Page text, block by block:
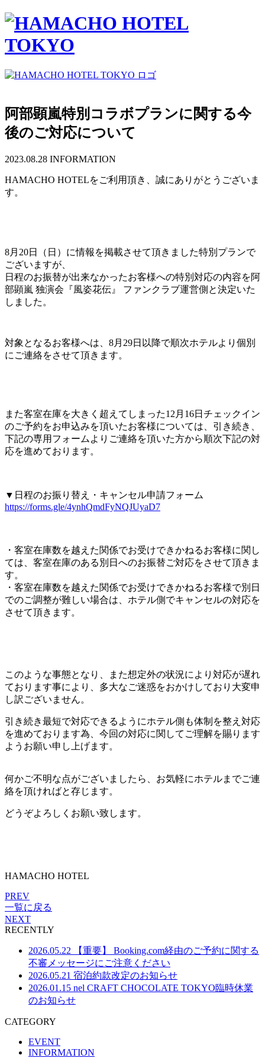
阿部顕嵐特別コラボプランに関する今
後のご対応について
2023.08.28 INFORMATION
HAMACHO HOTELをご利用頂き、誠にありがとうございま
す。
8月20日（日）に情報を掲載させて頂きました特別プランで
ございますが、
日程のお振替が出来なかったお客様への特別対応の内容を阿
部顕嵐 独演会『風姿花伝』 ファンクラブ運営側と決定いた
しました。
対象となるお客様へは、8月29日以降で順次ホテルより個別
にご連絡をさせて頂きます。
また客室在庫を大きく超えてしまった12月16日チェックイン
のご予約をお申込みを頂いたお客様については、引き続き、
下記の専用フォームよりご連絡を頂いた方から順次下記の対
応を進めております。
▼日程のお振り替え・キャンセル申請フォーム
https://forms.gle/4ynhQmdFyNQJUyaD7
・客室在庫数を越えた関係でお受けできかねるお客様に関し
ては、客室在庫のある別日へのお振替ご対応をさせて頂きま
す。
・客室在庫数を越えた関係でお受けできかねるお客様で別日
でのご調整が難しい場合は、ホテル側でキャンセルの対応を
させて頂きます。
このような事態となり、また想定外の状況により対応が遅れ
ております事により、多大なご迷惑をおかけしており大変申
し訳ございません。
引き続き最短で対応できるようにホテル側も体制を整え対応
を進めております為、今回の対応に関してご理解を賜ります
ようお願い申し上げます。
何かご不明な点がございましたら、お気軽にホテルまでご連
絡を頂ければと存じます。
どうぞよろしくお願い致します。
HAMACHO HOTEL
PREV
一覧に戻る
NEXT
RECENTLY
2026.05.22
【重要】 Booking.com経由のご予約に関する
不審メッセージにご注意ください
2026.05.21 宿泊約款改定のお知らせ
2026.01.15 nel CRAFT CHOCOLATE TOKYO臨時休業
のお知らせ
CATEGORY
EVENT
INFORMATION